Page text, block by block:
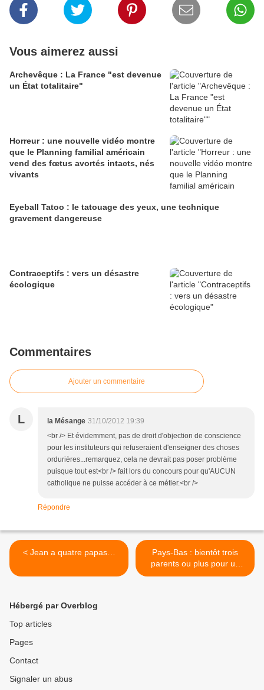
Vous aimerez aussi
Archevêque : La France "est devenue
un État totalitaire"
Horreur : une nouvelle vidéo montre
que le Planning familial américain
vend des fœtus avortés intacts, nés
vivants
Eyeball Tatoo : le tatouage des yeux, une technique
gravement dangereuse
Contraceptifs : vers un désastre
écologique
Commentaires
Ajouter un commentaire
L la Mésange 31/10/2012 19:39
<br /> Et évidemment, pas de droit d'objection de conscience
pour les instituteurs qui refuseraient d'enseigner des choses
ordurières...remarquez, cela ne devrait pas poser problème
puisque tout est<br /> fait lors du concours pour qu'AUCUN
catholique ne puisse accéder à ce métier.<br />
Répondre
< Jean a quatre papas…
Pays-Bas : bientôt trois
parents ou plus pour un
enfant >
Hébergé par Overblog
Top articles
Pages
Contact
Signaler un abus